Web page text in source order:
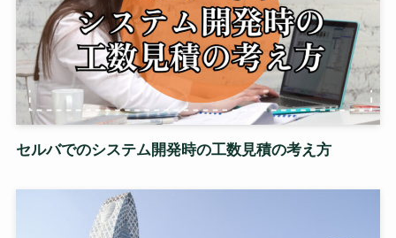
セルバでのシステム開発時の工数見積の考え方